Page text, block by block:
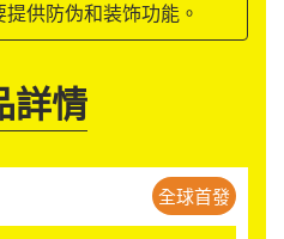
供防伪和装饰功能。
詳情
全球首發